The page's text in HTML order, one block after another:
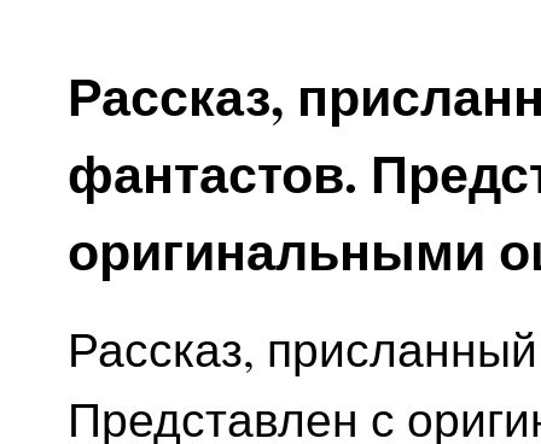
Рассказ,
фантастов.
оригинальными
Рассказ,
Представлен с